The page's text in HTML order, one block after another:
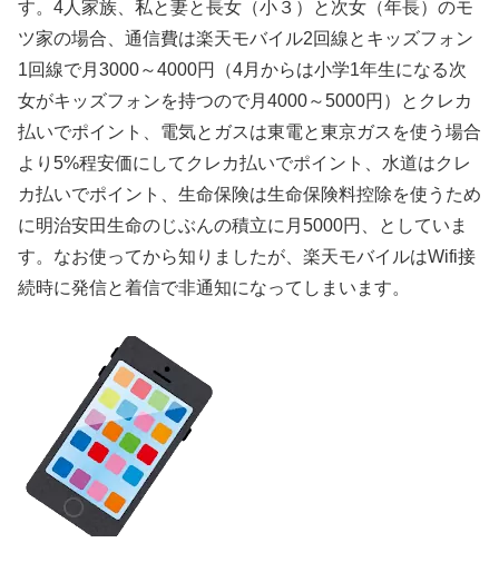
す。4人家族、私と妻と長女（小３）と次女（年長）のモ
ツ家の場合、通信費は楽天モバイル2回線とキッズフォン
1回線で月3000～4000円（4月からは小学1年生になる次
女がキッズフォンを持つので月4000～5000円）とクレカ
払いでポイント、電気とガスは東電と東京ガスを使う場合
より5%程安価にしてクレカ払いでポイント、水道はクレ
カ払いでポイント、生命保険は生命保険料控除を使うため
に明治安田生命のじぶんの積立に月5000円、としていま
す。なお使ってから知りましたが、楽天モバイルはWifi接
続時に発信と着信で非通知になってしまいます。